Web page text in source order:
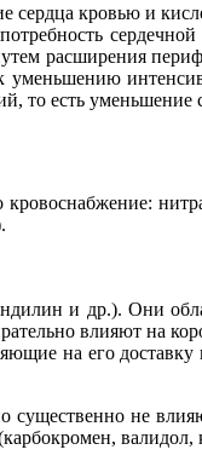
сердца кровью и
расширения
уменьшению
то есть уменьшение
и др.). Они
влияют на
на его
не